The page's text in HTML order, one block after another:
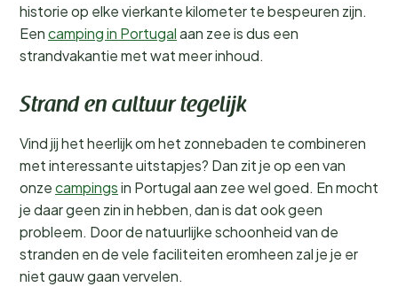
historie op elke vierkante kilometer te bespeuren zijn.
Eencamping in Portugalaan zee is dus een
strandvakantie met wat meer inhoud.
Strand en cultuur tegelijk
Vind jij het heerlijk om het zonnebaden te combineren
met interessante uitstapjes? Dan zit je op een van
onzecampingsin Portugal aan zee wel goed. En mocht
je daar geen zin in hebben, dan is dat ook geen
probleem. Door de natuurlijke schoonheid van de
stranden en de vele faciliteiten eromheen zal je je er
niet gauw gaan vervelen.